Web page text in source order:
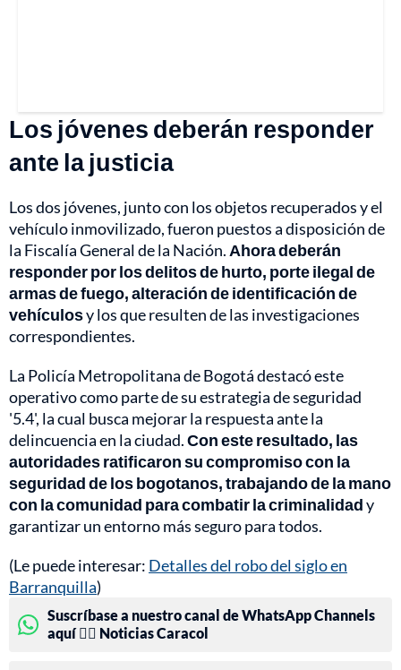
Los jóvenes deberán responder
ante la justicia
Los dos jóvenes, junto con los objetos recuperados y el
vehículo inmovilizado, fueron puestos a disposición de
la Fiscalía General de la Nación.Ahora deberán
responder por los delitos de hurto, porte ilegal de
armas de fuego, alteración de identificación de
vehículosy los que resulten de las investigaciones
correspondientes.
La Policía Metropolitana de Bogotá destacó este
operativo como parte de su estrategia de seguridad
'5.4', la cual busca mejorar la respuesta ante la
delincuencia en la ciudad.Con este resultado, las
autoridades ratificaron su compromiso con la
seguridad de los bogotanos, trabajando de la mano
con la comunidad para combatir la criminalidady
garantizar un entorno más seguro para todos.
(Le puede interesar: Detalles del robo del siglo en
Barranquilla)
Suscríbase a nuestro canal de WhatsApp Channels
aquí 👉🏻 Noticias Caracol